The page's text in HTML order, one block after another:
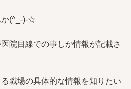
(^_-)-☆
院目線での事しか情報が記載さ
職場の具体的な情報を知りたい